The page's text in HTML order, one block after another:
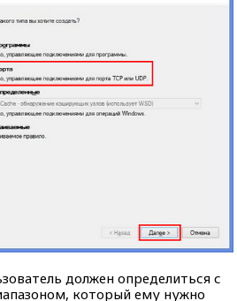
должен определиться с
который ему нужно